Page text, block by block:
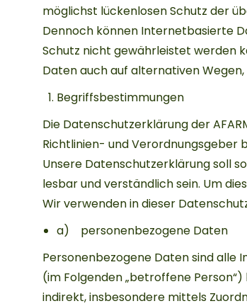
möglichst lückenlosen Schutz der
Dennoch können Internetbasierte
Schutz nicht gewährleistet werden
Daten auch auf alternativen
Begriffsbestimmungen
Die Datenschutzerklärung der
Richtlinien- und Verordnungsgeber
Unsere Datenschutzerklärung soll
lesbar und verständlich sein. Um
Wir verwenden in dieser
a) personenbezogene Daten
Personenbezogene Daten sind alle
(im Folgenden „betroffene
indirekt, insbesondere mittels